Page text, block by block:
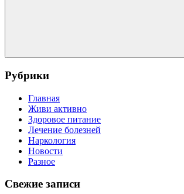
Поиск
Рубрики
Главная
Живи активно
Здоровое питание
Лечение болезней
Наркология
Новости
Разное
Свежие записи